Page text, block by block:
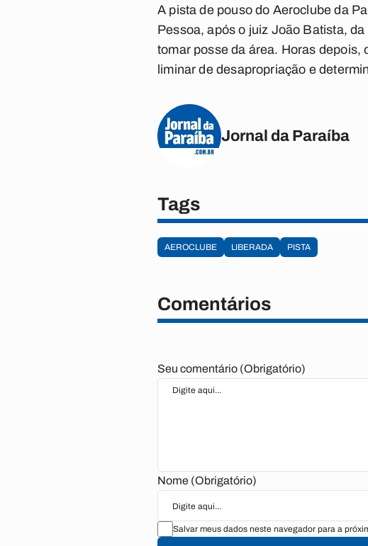
A pista de pouso do Aeroclube da
Pessoa, após o juiz João Batista,
tomar posse da área. Horas depois,
liminar de desapropriação e
Jornal da Paraíba
Tags
AEROCLUBE LIBERADA PISTA
Comentários
Seu comentário (Obrigatório)
Nome (Obrigatório)
Salvar meus dados neste navegador para a